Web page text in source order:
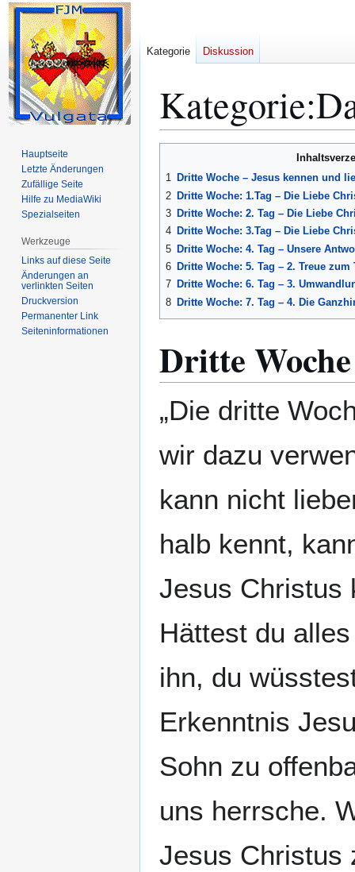
Kategorie:
1 Dritte Woche – Jesus kennen und
2 Dritte Woche: 1.Tag – Die Liebe
3 Dritte Woche: 2. Tag – Die Liebe
4 Dritte Woche: 3.Tag – Die Liebe
5 Dritte Woche: 4. Tag – Unsere
6 Dritte Woche: 5. Tag – 2. Treue zum
7 Dritte Woche: 6. Tag – 3.
8 Dritte Woche: 7. Tag – 4. Die
Dritte
„Die dritte
wir dazu
kann nicht
halb kennt,
Jesus Christus
Hättest du
ihn, du
Erkenntnis
Sohn zu
uns herrsche.
Jesus Christus
Kategorie Diskussion
Hauptseite
Letzte Änderungen
Zufällige Seite
Hilfe zu MediaWiki
Spezialseiten
Werkzeuge
Links auf diese Seite
Änderungen an
verlinkten Seiten
Druckversion
Permanenter Link
Seiten­­informationen